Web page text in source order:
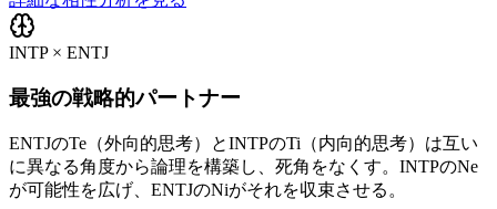
INTP × ENTJ
最強の戦略的パートナー
ENTJのTe（外向的思考）とINTPのTi（内向的思考）は互い
に異なる角度から論理を構築し、死角をなくす。INTPのNe
が可能性を広げ、ENTJのNiがそれを収束させる。